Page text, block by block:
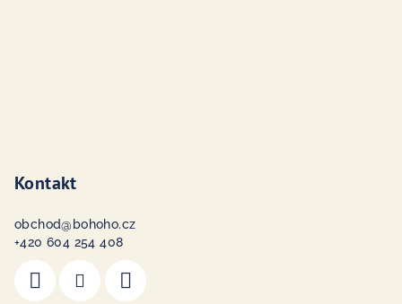
Kontakt
obchod@ bohoho.cz
+420 604 254 408